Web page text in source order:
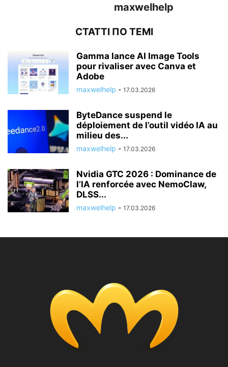
maxwelhelp
СТАТТІ ПО ТЕМІ
Gamma lance AI Image Tools
pour rivaliser avec Canva et
Adobe
maxwelhelp - 17.03.2026
ByteDance suspend le
déploiement de l’outil vidéo IA au
milieu des...
maxwelhelp - 17.03.2026
Nvidia GTC 2026 : Dominance de
l’IA renforcée avec NemoClaw,
DLSS...
maxwelhelp - 17.03.2026